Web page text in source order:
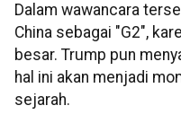
Dalam wawancara
China sebagai "G2",
besar. Trump pun
hal ini akan menjadi
sejarah.